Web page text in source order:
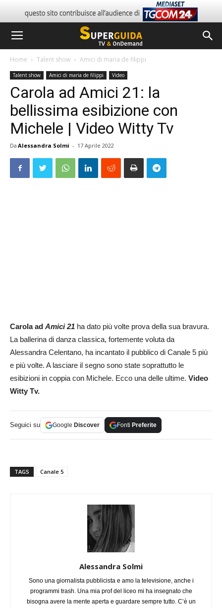
Home Talent show Amici di maria de filippi
Talent show Amici di maria de filippi Video
Carola ad Amici 21: la
bellissima esibizione con
Michele | Video Witty Tv
Da Alessandra Solmi - 17 Aprile 2022
Carola ad Amici 21 ha dato più volte prova della sua bravura.
La ballerina di danza classica, fortemente voluta da
Alessandra Celentano, ha incantato il pubblico di Canale 5 più
e più volte. A lasciare il segno sono state soprattutto le
esibizioni in coppia con Michele. Ecco una delle ultime. Video
Witty Tv.
Seguici su Google Discover Fonti Preferite
TAGS Canale 5
Alessandra Solmi
Sono una giornalista pubblicista e amo la televisione, anche i
programmi trash. Una mia prof del liceo mi ha insegnato che
bisogna avere la mente aperta e guardare sempre tutto. C’è un